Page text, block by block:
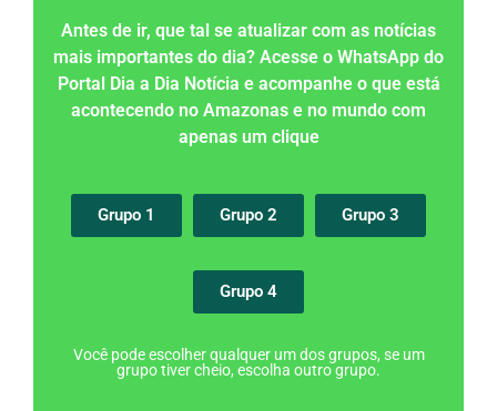
Antes de ir, que tal se atualizar com as notícias
mais importantes do dia? Acesse o WhatsApp do
Portal Dia a Dia Notícia e acompanhe o que está
acontecendo no Amazonas e no mundo com
apenas um clique
Grupo 1 Grupo 2 Grupo 3
Grupo 4
Você pode escolher qualquer um dos grupos, se um
grupo tiver cheio, escolha outro grupo.